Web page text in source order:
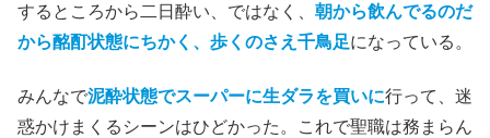
するところから二日酔い、ではなく、 朝から飲んでるのだ
から酩酊状態にちかく、歩くのさえ千鳥足になっている。
みんなで泥酔状態でスーパーに生ダラを買いに行って、迷
惑かけまくるシーンはひどかった。これで聖職は務まらん